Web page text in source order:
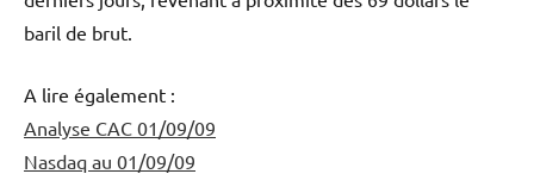
baril de brut.
A lire également :
Analyse CAC 01/09/09
Nasdaq au 01/09/09